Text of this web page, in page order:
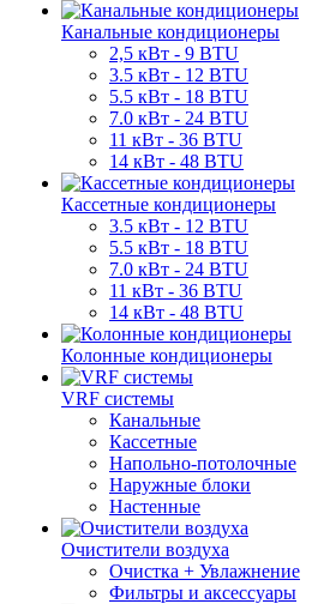
Канальные кондиционеры
2,5 кВт - 9 BTU
3.5 кВт - 12 BTU
5.5 кВт - 18 BTU
7.0 кВт - 24 BTU
11 кВт - 36 BTU
14 кВт - 48 BTU
Кассетные кондиционеры
3.5 кВт - 12 BTU
5.5 кВт - 18 BTU
7.0 кВт - 24 BTU
11 кВт - 36 BTU
14 кВт - 48 BTU
Колонные кондиционеры
VRF системы
Канальные
Кассетные
Напольно-потолочные
Наружные блоки
Настенные
Очистители воздуха
Очистка + Увлажнение
Фильтры и аксессуары